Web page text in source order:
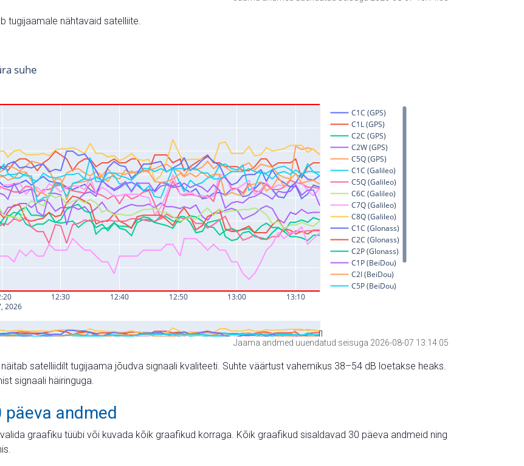
tugijaamale nähtavaid satelliite.
Jaama andmed uuendatud seisuga 2026-08-07 13:14:05
satelliidilt tugijaama jõudva signaali kvaliteeti. Suhte väärtust vahemikus 38–54 dB loetakse heaks.
signaali häiringuga.
päeva andmed
graafiku tüübi või kuvada kõik graafikud korraga. Kõik graafikud sisaldavad 30 päeva andmeid ning